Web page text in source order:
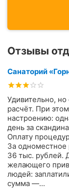
Отзывы
Санаторий
Удивительно, но
расчёт. При
настроению:
день за
Оплату
За
36 тыс. рублей.
желающего
людей:
сумма —...